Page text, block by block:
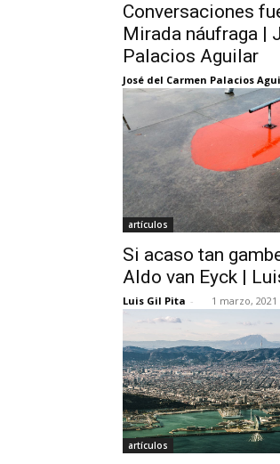
Conversaciones
Mirada náufraga |
Palacios Aguilar
José del Carmen Palacios
artículos
Si acaso tan
Aldo van Eyck |
Luis Gil Pita - 1 marzo, 2021
artículos